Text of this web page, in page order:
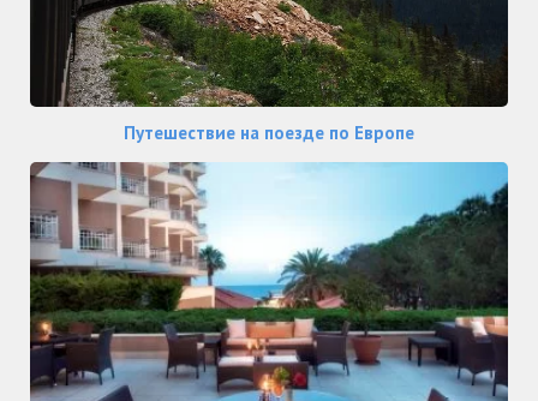
Путешествие на поезде по Европе